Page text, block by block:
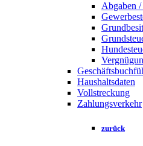
Abgaben /
Haushaltsdaten
Vollstreckung
Zahlungsverkehr
zurück